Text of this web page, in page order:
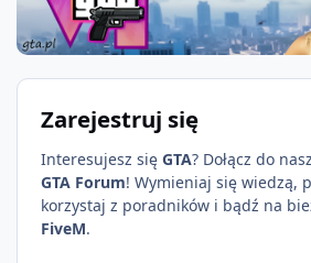
Zarejestruj się
Interesujesz się GTA? Dołącz do
GTA Forum! Wymieniaj się wiedzą,
korzystaj z poradników i bądź na
FiveM.